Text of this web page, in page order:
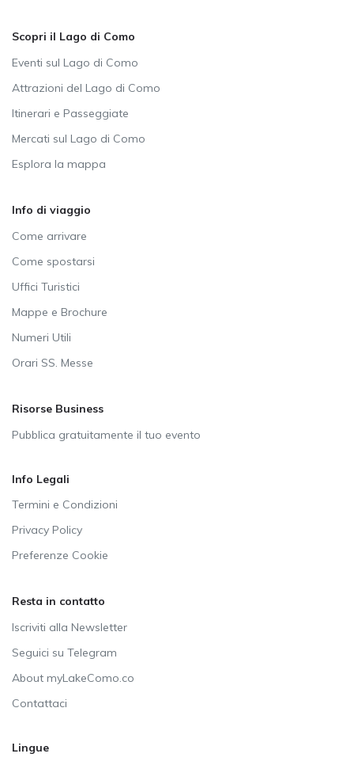
Scopri il Lago di Como
Eventi sul Lago di Como
Attrazioni del Lago di Como
Itinerari e Passeggiate
Mercati sul Lago di Como
Esplora la mappa
Info di viaggio
Come arrivare
Come spostarsi
Uffici Turistici
Mappe e Brochure
Numeri Utili
Orari SS. Messe
Risorse Business
Pubblica gratuitamente il tuo evento
Info Legali
Termini e Condizioni
Privacy Policy
Preferenze Cookie
Resta in contatto
Iscriviti alla Newsletter
Seguici su Telegram
About myLakeComo.co
Contattaci
Lingue